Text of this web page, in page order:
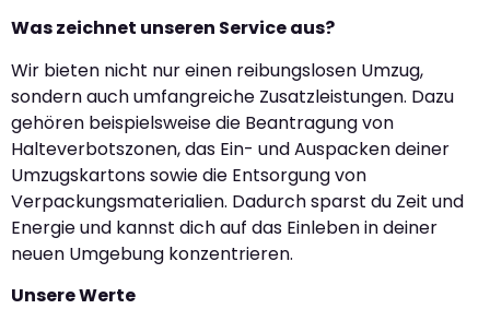
Was zeichnet unseren Service aus?
Wir bieten nicht nur einen reibungslosen Umzug,
sondern auch umfangreiche Zusatzleistungen. Dazu
gehören beispielsweise die Beantragung von
Halteverbotszonen, das Ein- und Auspacken deiner
Umzugskartons sowie die Entsorgung von
Verpackungsmaterialien. Dadurch sparst du Zeit und
Energie und kannst dich auf das Einleben in deiner
neuen Umgebung konzentrieren.
Unsere Werte